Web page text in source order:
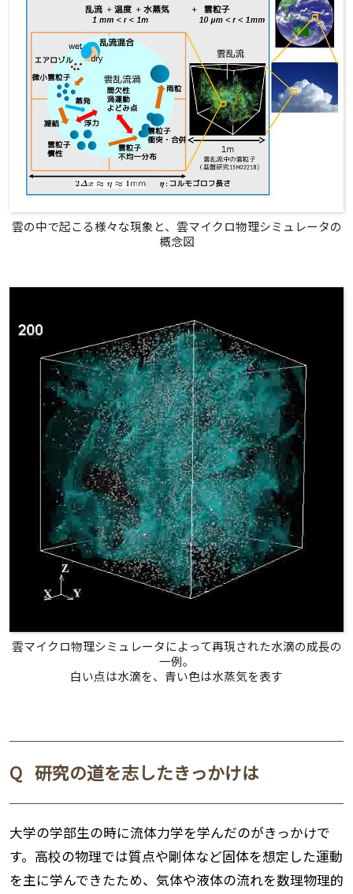
雲の中で起こる様々な現象と、雲マイクロ物理シミュレータの
概念図
雲マイクロ物理シミュレータによって再現された水滴の成長の
一例。
白い点は水滴を、青い色は水蒸気を表す
Q 研究の道を志したきっかけは
大学の学部生の時に流体力学を学んだのがきっかけで
す。高校の物理では質点や剛体など固体を想定した運動
を主に学んできたため、気体や液体の流れを数理物理的